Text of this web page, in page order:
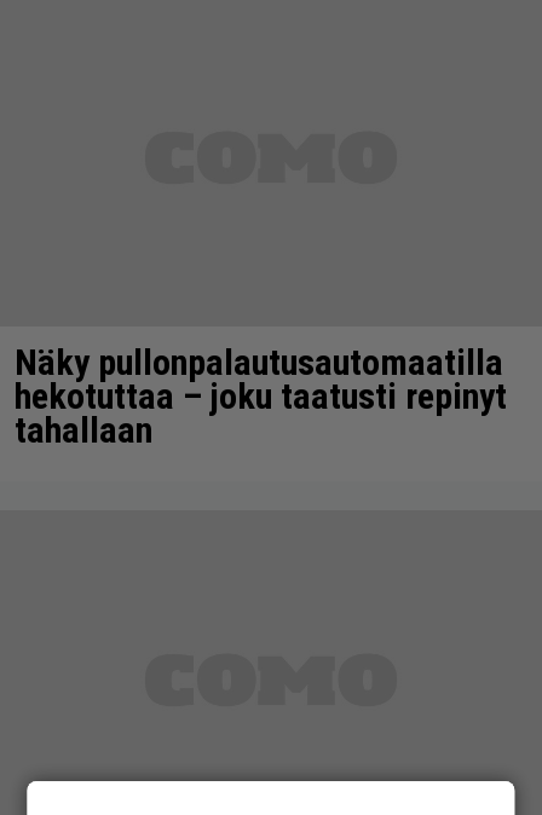
Näky pullonpalautusautomaatilla
hekotuttaa – joku taatusti repinyt
tahallaan